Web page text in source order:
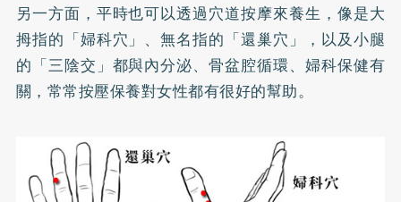
另一方面，平時也可以透過穴道按摩來養生，像是大
拇指的「婦科穴」、無名指的「還巢穴」，以及小腿
的「三陰交」都與內分泌、骨盆腔循環、婦科保健有
關，常常按壓保養對女性都有很好的幫助。